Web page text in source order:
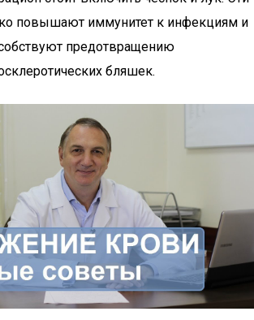
повышают иммунитет к инфекциям и
предотвращению
бляшек.